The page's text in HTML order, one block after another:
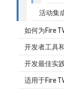
活动集
如何为Fire
开发者工具
开发最佳实
适用于Fire